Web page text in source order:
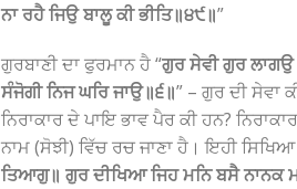
ਨਾ ਰਹੈ ਜਿਉ ਬਾਲੂ ਕੀ ਭੀਤਿ॥੪੯॥”
ਗੁਰਬਾਣੀ ਦਾ ਫੁਰਮਾਨ ਹੈ “ਗੁਰ ਸੇਵੀ ਗੁਰ
ਸੰਜੋਗੀ ਨਿਜ ਘਰਿ ਜਾਉ॥੬॥” – ਗੁਰ ਦੀ ਸੇਵਾ
ਨਿਰਾਕਾਰ ਦੇ ਪਾਇ ਭਾਵ ਪੈਰ ਕੀ ਹਨ?
ਨਾਮ (ਸੋਝੀ) ਵਿੱਚ ਰਚ ਜਾਣਾ ਹੈ। ਇਹੀ
ਤਿਆਗੁ॥ ਗੁਰ ਦੀਖਿਆ ਜਿਹ ਮਨਿ ਬਸੈ ਨਾਨਕ